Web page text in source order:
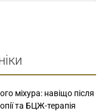
міхура: навіщо після
та БЦЖ-терапія